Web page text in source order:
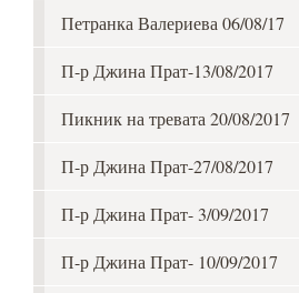
Петранка Валериева 06/08/17
П-р Джина Прат-13/08/2017
Пикник на тревата 20/08/2017
П-р Джина Прат-27/08/2017
П-р Джина Прат- 3/09/2017
П-р Джина Прат- 10/09/2017